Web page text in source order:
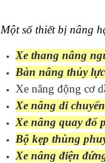
Một số thiết bị nâng
Xe thang nâng
Bàn nâng thủy
Xe nâng động cơ
Xe nâng di
Xe nâng quay đổ
Bộ kẹp thùng
Xe nâng điện